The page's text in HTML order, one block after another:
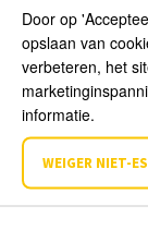
Schrijf de
Schrijf een
Door op
opslaan van
verbeteren, het
informatie.
WEIGER NIET-